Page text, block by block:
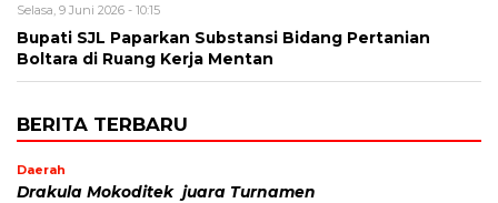
Selasa, 9 Juni 2026 - 10:15
‎Bupati SJL Paparkan Substansi Bidang Pertanian
Boltara di Ruang Kerja Mentan
BERITA TERBARU
Daerah
Drakula Mokoditek juara Turnamen